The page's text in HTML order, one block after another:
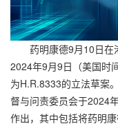
药明康德9月10日在
2024年9月9日（美国时
为H.R.8333的立法草案
督与问责委员会于2024
作出，其中包括将药明